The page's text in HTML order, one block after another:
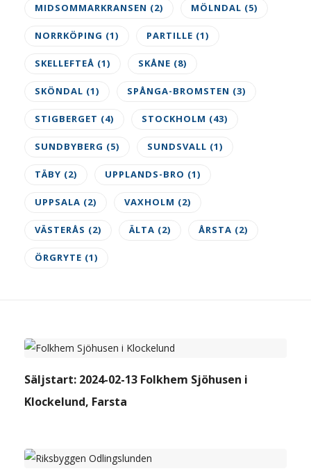
MIDSOMMARKRANSEN (2) MÖLNDAL (5)
NORRKÖPING (1) PARTILLE (1)
SKELLEFTEÅ (1) SKÅNE (8)
SKÖNDAL (1) SPÅNGA-BROMSTEN (3)
STIGBERGET (4) STOCKHOLM (43)
SUNDBYBERG (5) SUNDSVALL (1)
TÄBY (2) UPPLANDS-BRO (1)
UPPSALA (2) VAXHOLM (2)
VÄSTERÅS (2) ÄLTA (2) ÅRSTA (2)
ÖRGRYTE (1)
Säljstart: 2024-02-13 Folkhem Sjöhusen i
Klockelund, Farsta